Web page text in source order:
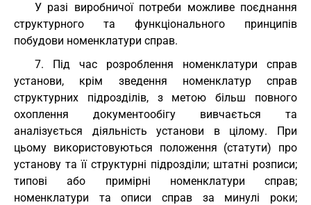
У разі виробничої потреби можливе поєднання
структурного та функціонального принципів
побудови номенклатури справ.
7. Під час розроблення номенклатури справ
установи, крім зведення номенклатур справ
структурних підрозділів, з метою більш повного
охоплення документообігу вивчається та
аналізується діяльність установи в цілому. При
цьому використовуються положення (статути) про
установу та її структурні підрозділи; штатні розписи;
типові або примірні номенклатури справ;
номенклатури та описи справ за минулі роки;